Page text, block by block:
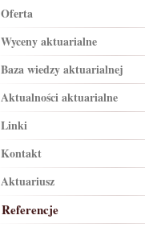
Oferta
Wyceny aktuarialne
Baza wiedzy aktuarialnej
Aktualności aktuarialne
Linki
Kontakt
Aktuariusz
Referencje